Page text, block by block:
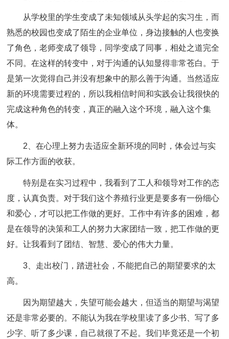
从学校里的学生变成了未知领域从头学起的实习生，而
熟悉的校园也变成了陌生的企业单位，身边接触的人也变换
了角色，老师变成了领导，同学变成了同事，相处之道完全
不同。在这样的转变中，对于沟通的认知显得非常苍白。于
是第一次觉得自己并没有想象中的那么善于沟通。当然适应
新的环境需要过程的，所以我相信时间和实践会让我很快的
完成这种角色的转变，真正的融入这个环境，融入这个集
体。
2、在心理上努力去适应全新环境的同时，体会过与实
际工作方面的收获。
特别是在实习过程中，我看到了工人和领导对工作的态
度，认真负责。对于我们这个养殖行业更是要多有一份细心
和爱心，才可以把工作做的更好。工作中有许多的困难，都
是在领导的决策和工人的努力大家团结一致，把工作做的更
好。让我看到了团结、智慧、爱心的伟大力量。
3、走出校门，踏进社会，不能把自己的期望要求的太
高。
因为期望越大，失望可能会越大，但适当的期望与渴望
还是非常必要的。不能认为我在学校里读了多少书、写了多
少字、听了多少课，自己就很了不起。我们毕竟还是一个初